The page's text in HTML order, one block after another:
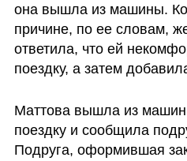
она вышла из машины.
причине, по ее словам,
ответила, что ей
поездку, а затем
Маттова вышла из
поездку и сообщила
Подруга, оформившая